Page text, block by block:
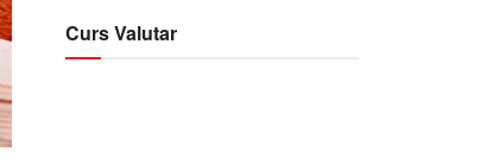
Curs Valutar